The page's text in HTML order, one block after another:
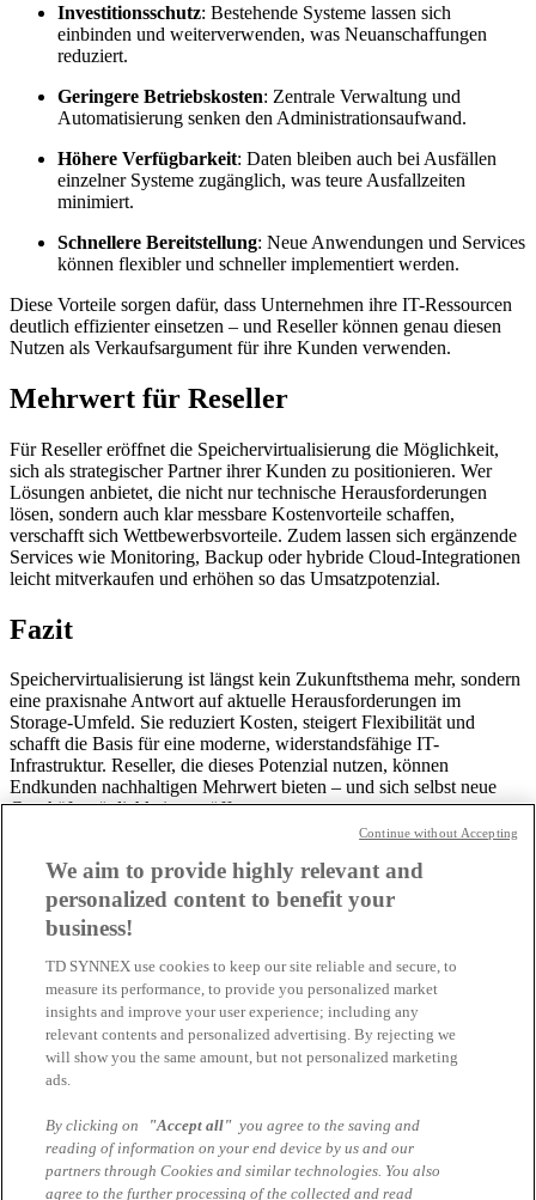
Investitionsschutz: Bestehende Systeme lassen sich
einbinden und weiterverwenden, was Neuanschaffungen
reduziert.
Geringere Betriebskosten: Zentrale Verwaltung und
Automatisierung senken den Administrationsaufwand.
Höhere Verfügbarkeit: Daten bleiben auch bei Ausfällen
einzelner Systeme zugänglich, was teure Ausfallzeiten
minimiert.
Schnellere Bereitstellung: Neue Anwendungen und Services
können flexibler und schneller implementiert werden.
Diese Vorteile sorgen dafür, dass Unternehmen ihre IT-Ressourcen
deutlich effizienter einsetzen – und Reseller können genau diesen
Nutzen als Verkaufsargument für ihre Kunden verwenden.
Mehrwert für Reseller
Für Reseller eröffnet die Speichervirtualisierung die Möglichkeit,
sich als strategischer Partner ihrer Kunden zu positionieren. Wer
Lösungen anbietet, die nicht nur technische Herausforderungen
lösen, sondern auch klar messbare Kostenvorteile schaffen,
verschafft sich Wettbewerbsvorteile. Zudem lassen sich ergänzende
Services wie Monitoring, Backup oder hybride Cloud-Integrationen
leicht mitverkaufen und erhöhen so das Umsatzpotenzial.
Fazit
Speichervirtualisierung ist längst kein Zukunftsthema mehr, sondern
eine praxisnahe Antwort auf aktuelle Herausforderungen im
Storage-Umfeld. Sie reduziert Kosten, steigert Flexibilität und
schafft die Basis für eine moderne, widerstandsfähige IT-
Infrastruktur. Reseller, die dieses Potenzial nutzen, können
Endkunden nachhaltigen Mehrwert bieten – und sich selbst neue
Geschäftsmöglichkeiten eröffnen.
Team, um mehr über die passenden Lösungen und
Vermarktungschancen zu erfahren.
Stefan Achter
Business Development Manager
stefan.achter@tdsynnex.com
Alle Artikel des Autors
Backup und Cyber Protection für
Produktionsumgebungen
We aim to provide highly relevant and
personalized content to benefit your
business!
TD SYNNEX use cookies to keep our site reliable and secure, to
measure its performance, to provide you personalized market
insights and improve your user experience; including any
relevant contents and personalized advertising. By rejecting we
will show you the same amount, but not personalized marketing
ads.
By clicking on "Accept all" you agree to the saving and
reading of information on your end device by us and our
partners through Cookies and similar technologies. You also
agree to the further processing of the collected and read
Continue without Accepting